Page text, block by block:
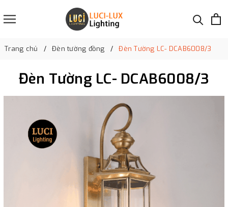
Trang chủ Đèn tường đồng Đèn Tường LC- DCAB6008/3
Đèn Tường LC- DCAB6008/3